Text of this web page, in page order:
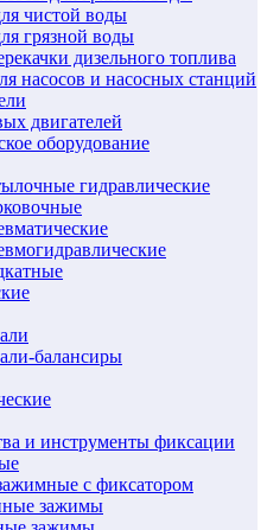
чистой воды
грязной воды
дизельного топлива
насосов и насосных станций
двигателей
оборудование
гидравлические
балансиры
и инструменты фиксации
с фиксатором
зажимы